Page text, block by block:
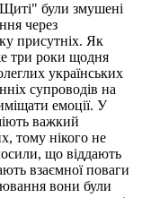
були змушені
через
присутніх. Як
три роки щодня
українських
супроводів на
емоції. У
важкий
тому нікого не
що віддають
взаємної поваги
вони були